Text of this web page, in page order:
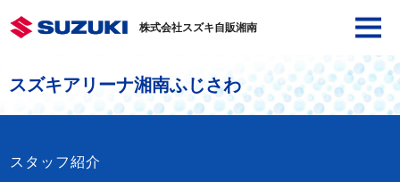
株式会社スズキ自販湘南
スズキアリーナ湘南ふじさわ
スタッフ紹介